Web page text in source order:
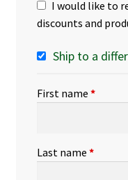
I would like to
discounts and
Ship to a
First name *
Last name *